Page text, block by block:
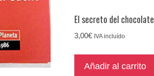
El secreto del chocolate
3,00€ IVA incluído
Añadir al carrito